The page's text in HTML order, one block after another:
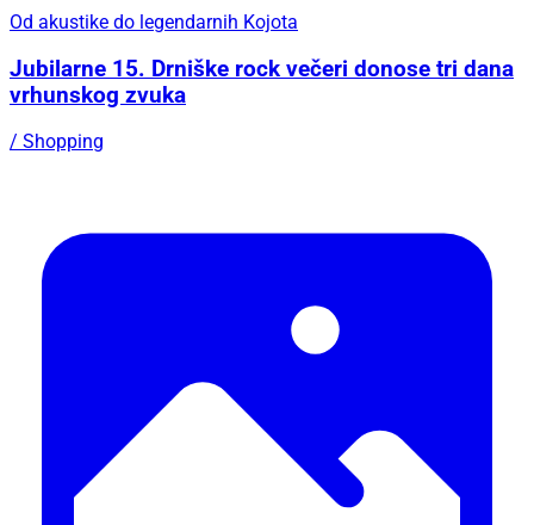
Od akustike do legendarnih Kojota
Jubilarne 15. Drniške rock večeri donose tri dana
vrhunskog zvuka
/ Shopping